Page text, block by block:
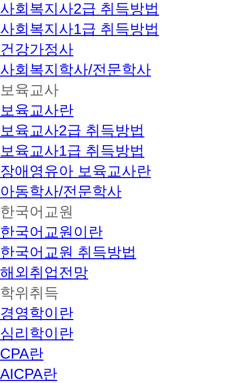
사회복지사2급 취득방법
사회복지사1급 취득방법
건강가정사
사회복지학사/전문학사
보육교사
보육교사란
보육교사2급 취득방법
보육교사1급 취득방법
장애영유아 보육교사란
아동학사/전문학사
한국어교원
한국어교원이란
한국어교원 취득방법
해외취업전망
학위취득
경영학이란
심리학이란
CPA란
AICPA란